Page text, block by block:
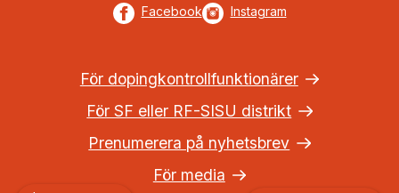
Facebook
Instagram
För dopingkontrollfunktionärer
För SF eller RF-SISU distrikt
Prenumerera på nyhetsbrev
För media